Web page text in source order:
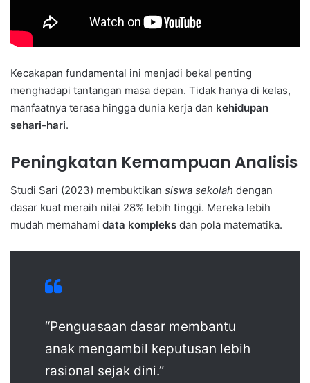
Kecakapan fundamental ini menjadi bekal penting
menghadapi tantangan masa depan. Tidak hanya di kelas,
manfaatnya terasa hingga dunia kerja dan kehidupan
sehari-hari.
Peningkatan Kemampuan Analisis
Studi Sari (2023) membuktikan siswa sekolah dengan
dasar kuat meraih nilai 28% lebih tinggi. Mereka lebih
mudah memahami data kompleks dan pola matematika.
“Penguasaan dasar membantu
anak mengambil keputusan lebih
rasional sejak dini.”